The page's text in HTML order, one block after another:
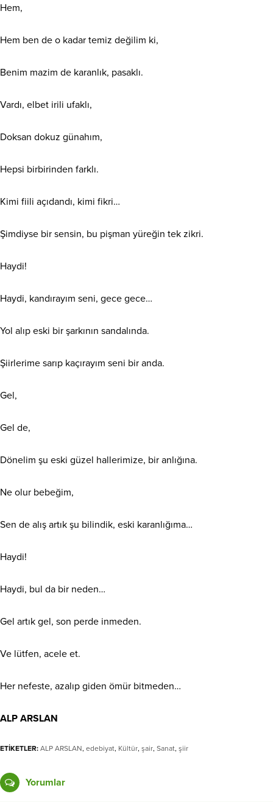
Hem,
Hem ben de o kadar temiz değilim ki,
Benim mazim de karanlık, pasaklı.
Vardı, elbet irili ufaklı,
Doksan dokuz günahım,
Hepsi birbirinden farklı.
Kimi fiili açıdandı, kimi fikri…
Şimdiyse bir sensin, bu pişman yüreğin tek zikri.
Haydi!
Haydi, kandırayım seni, gece gece…
Yol alıp eski bir şarkının sandalında.
Şiirlerime sarıp kaçırayım seni bir anda.
Gel,
Gel de,
Dönelim şu eski güzel hallerimize, bir anlığına.
Ne olur bebeğim,
Sen de alış artık şu bilindik, eski karanlığıma…
Haydi!
Haydi, bul da bir neden…
Gel artık gel, son perde inmeden.
Ve lütfen, acele et.
Her nefeste, azalıp giden ömür bitmeden…
ALP ARSLAN
ETİKETLER: ALP ARSLAN, edebiyat, Kültür, şair, Sanat, şiir
Yorumlar